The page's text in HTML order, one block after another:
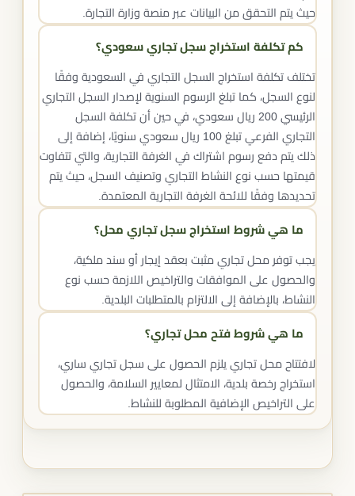
حيث يتم التحقق من البيانات عبر منصة وزارة التجارة.
كم تكلفة استخراج سجل تجاري سعودي؟
تختلف تكلفة استخراج السجل التجاري في السعودية وفقًا
لنوع السجل، كما تبلغ الرسوم السنوية لإصدار السجل التجاري
الرئيسي 200 ريال سعودي، في حين أن تكلفة السجل
التجاري الفرعي تبلغ 100 ريال سعودي سنويًا، إضافة إلى
ذلك يتم دفع رسوم اشتراك في الغرفة التجارية، والتي تتفاوت
قيمتها حسب نوع النشاط التجاري وتصنيف السجل، حيث يتم
تحديدها وفقًا للائحة الغرفة التجارية المعتمدة.
ما هي شروط استخراج سجل تجاري محل؟
يجب توفر محل تجاري مثبت بعقد إيجار أو سند ملكية،
والحصول على الموافقات والتراخيص اللازمة حسب نوع
النشاط، بالإضافة إلى الالتزام بالمتطلبات البلدية.
ما هي شروط فتح محل تجاري؟
لافتتاح محل تجاري يلزم الحصول على سجل تجاري ساري،
استخراج رخصة بلدية، الامتثال لمعايير السلامة، والحصول
على التراخيص الإضافية المطلوبة للنشاط.